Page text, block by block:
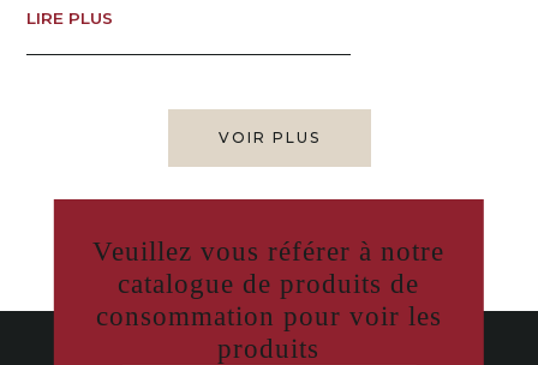
LIRE PLUS
VOIR PLUS
Veuillez vous référer à notre
catalogue de produits de
consommation pour voir les
produits